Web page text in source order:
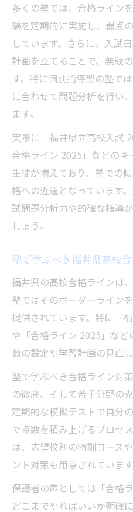
受験直前でも伸びる
塾で直前期に伸
受験前でも塾でで
塾の模試・過去問
理由
直前期におすす
多くの塾では、合格ライン
験を定期的に実施し、弱点
しています。さらに、入試
計画を立てることで、無駄
す。特に個別指導型の塾で
に合わせて問題分析を行い
ます。
実際に「福井県立高校入試
合格ライン 2025」などのキ
生徒が増えており、塾での
格への近道となっています
試問題分析力や的確な指導
しょう。
塾で学ぶべき福井県高校
福井県の高校合格ラインは
塾ではそのボーダーライン
提供されています。特に「
や「合格ライン 2025」な
数の設定や学習計画の見直
塾で学ぶべき合格ライン対
の徹底、そして苦手分野の
定期的な模擬テストで自分
で点数を積み上げるプロセ
は、志望校別の特訓コース
ント対策も用意されています
保護者の声としては「合格
どこまでやればいいか明確